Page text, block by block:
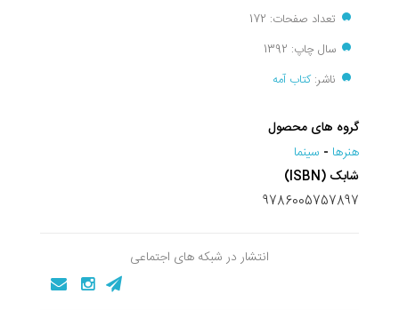
تعداد صفحات: 172
سال چاپ: 1392
ناشر:کتاب آمه
گروه های محصول
هنرها - سينما
شابک (ISBN)
9786005757897
انتشار در شبکه های اجتماعی